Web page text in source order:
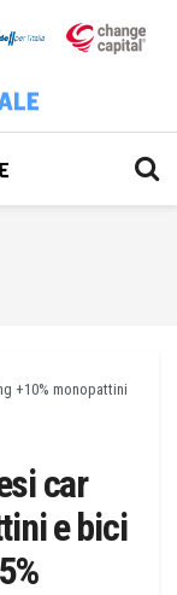
+10% monopattini
car
e bici